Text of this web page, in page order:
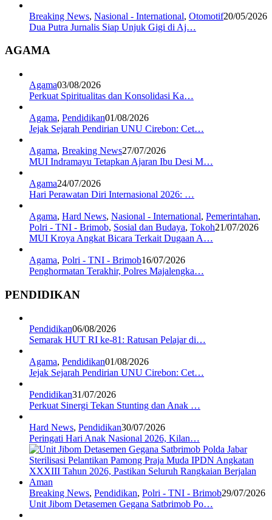
Breaking News, Nasional - International, Otomotif20/05/2026
Dua Putra Jurnalis Siap Unjuk Gigi di Aj…
AGAMA
Agama03/08/2026
Perkuat Spiritualitas dan Konsolidasi Ka…
Agama, Pendidikan01/08/2026
Jejak Sejarah Pendirian UNU Cirebon: Cet…
Agama, Breaking News27/07/2026
MUI Indramayu Tetapkan Ajaran Ibu Desi M…
Agama24/07/2026
Hari Perawatan Diri Internasional 2026: …
Agama, Hard News, Nasional - International, Pemerintahan,
Polri - TNI - Brimob, Sosial dan Budaya, Tokoh21/07/2026
MUI Kroya Angkat Bicara Terkait Dugaan A…
Agama, Polri - TNI - Brimob16/07/2026
Penghormatan Terakhir, Polres Majalengka…
PENDIDIKAN
Pendidikan06/08/2026
Semarak HUT RI ke-81: Ratusan Pelajar di…
Agama, Pendidikan01/08/2026
Jejak Sejarah Pendirian UNU Cirebon: Cet…
Pendidikan31/07/2026
Perkuat Sinergi Tekan Stunting dan Anak …
Hard News, Pendidikan30/07/2026
Peringati Hari Anak Nasional 2026, Kilan…
Breaking News, Pendidikan, Polri - TNI - Brimob29/07/2026
Unit Jibom Detasemen Gegana Satbrimob Po…